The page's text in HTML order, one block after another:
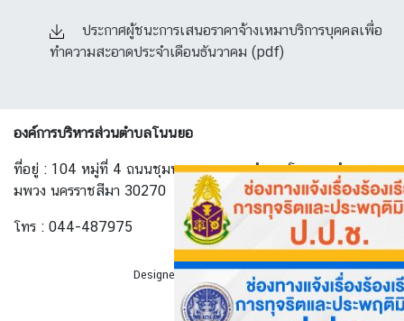
ประกาศผู้ชนะการเสนอราคาจ้างเหมาบริการบุคคลเพื่อ
ทำความสะอาดประจำเดือนธันวาคม (pdf)
องค์การบริหารส่วนตำบลโนนยอ
ที่อยู่ : 104 หมู่ที่ 4 ถนนชุมพวง-ทางพาด ตำบล โนนยอ อำเภอ ชุ
มพวง นครราชสีมา 30270
โทร : 044-487975
Designed By AllwebGroup